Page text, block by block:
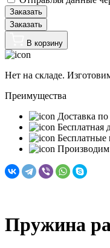
Заказать
В корзину
Нет на складе.
Преимущества
Доставка
Бесплатная
Бесплатные
Пружина